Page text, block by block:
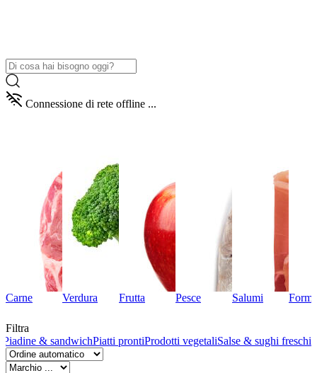
Connessione di rete offline ...
Carne Verdura Frutta Pesce Salumi
Filtra
Piadine & sandwichPiatti prontiProdotti vegetaliSalse & sughi freschi